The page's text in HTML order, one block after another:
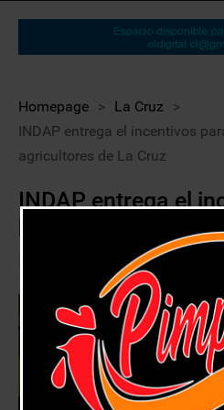
Homepage > La Cruz
>
INDAP entrega el incentivos
agricultores de La Cruz
INDAP entrega el
beneficiar a
La Cruz